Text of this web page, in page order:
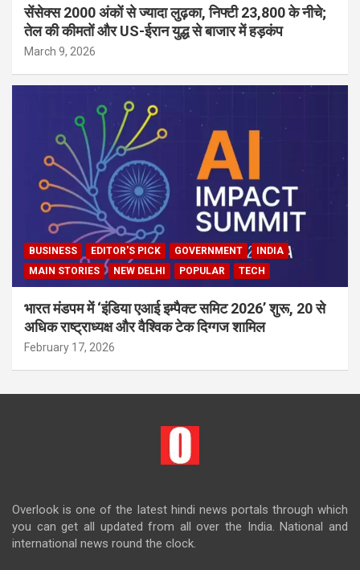
सेंसेक्स 2000 अंकों से ज्यादा लुढ़का, निफ्टी 23,800 के नीचे;
तेल की कीमतों और US-ईरान युद्ध से बाजार में हड़कंप
March 9, 2026
BUSINESS EDITOR'S PICK GOVERNMENT
INDIA
MAIN STORIES
NEW DELHI POPULAR TECH
भारत मंडपम में ‘इंडिया एआई इम्पैक्ट समिट 2026’ शुरू, 20 से
अधिक राष्ट्राध्यक्ष और वैश्विक टेक दिग्गज शामिल
February 17, 2026
Overlook is one of the latest hindi news portals through which
you can get all updated from all over the India. National and
international news round the clock.